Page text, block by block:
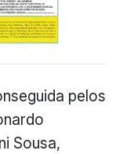
pelos
Sousa,